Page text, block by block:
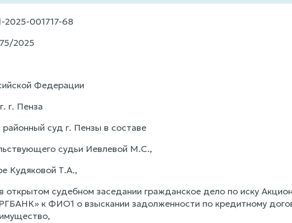
2025-001717-68
2025
Федерации
г. Пенза
районный суд г. Пензы в составе
судьи Иевлевой М.С.,
Кудяковой Т.А.,
открытом судебном заседании гражданское дело по иску
к ФИО1 о взыскании задолженности по кредитному